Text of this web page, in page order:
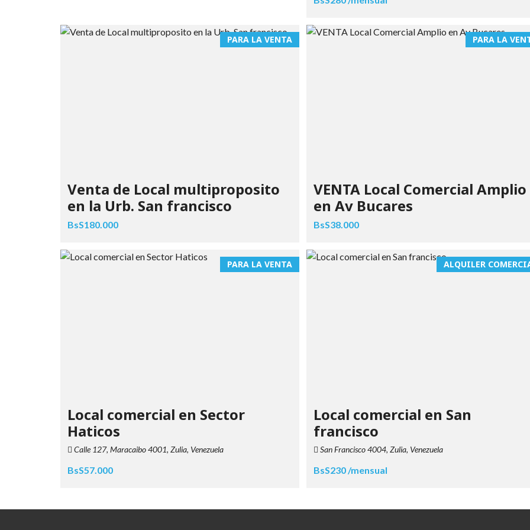
PARA LA VENTA
Venta de Local multiproposito
en la Urb. San francisco
BsS180.000
PARA LA
VENTA Local Comercial Amplio
en Av Bucares
BsS38.000
PARA LA VENTA
Local comercial en Sector
Haticos
Calle 127, Maracaibo 4001, Zulia, Venezuela
BsS57.000
ALQUILER
Local comercial en San
francisco
San Francisco 4004, Zulia, Venezuela
BsS230 /mensual